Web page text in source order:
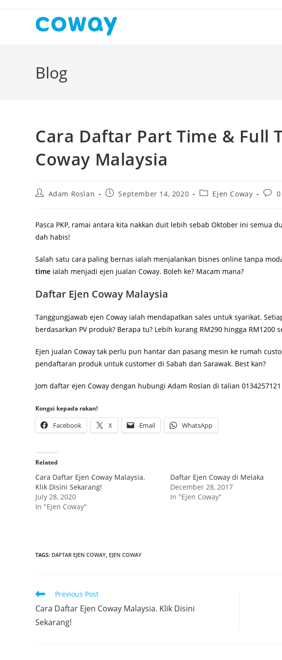
Blog
Cara Daftar Part Time & Full
Coway Malaysia
PostAdam Roslan
PostSeptember 14, 2020
PostEjen Coway
Post
Pasca PKP, ramai antara kita nakkan duit lebih sebab Oktober ini semua
dah habis!
Salah satu cara paling bernas ialah menjalankan bisnes online tanpa
time ialah menjadi ejen jualan Coway. Boleh ke? Macam mana?
Daftar Ejen Coway Malaysia
Tanggungjawab ejen Coway ialah mendapatkan sales untuk syarikat.
berdasarkan PV produk? Berapa tu? Lebih kurang RM290 hingga RM1200
Ejen jualan Coway tak perlu pun hantar dan pasang mesin ke rumah
pendaftaran produk untuk customer di Sabah dan Sarawak. Best kan?
Jom daftar ejen Coway dengan hubungi Adam Roslan di talian
Kongsi kepada rakan!
Facebook X Email WhatsApp
Related
Cara Daftar Ejen Coway Malaysia.
Klik Disini Sekarang!
July 28, 2020
In "Ejen Coway"
Daftar Ejen Coway di Melaka
December 28, 2017
In "Ejen Coway"
TAGS: DAFTAR EJEN COWAY, EJEN COWAY
Read
articles
Previous Post
Cara Daftar Ejen Coway Malaysia. Klik Disini
Sekarang!